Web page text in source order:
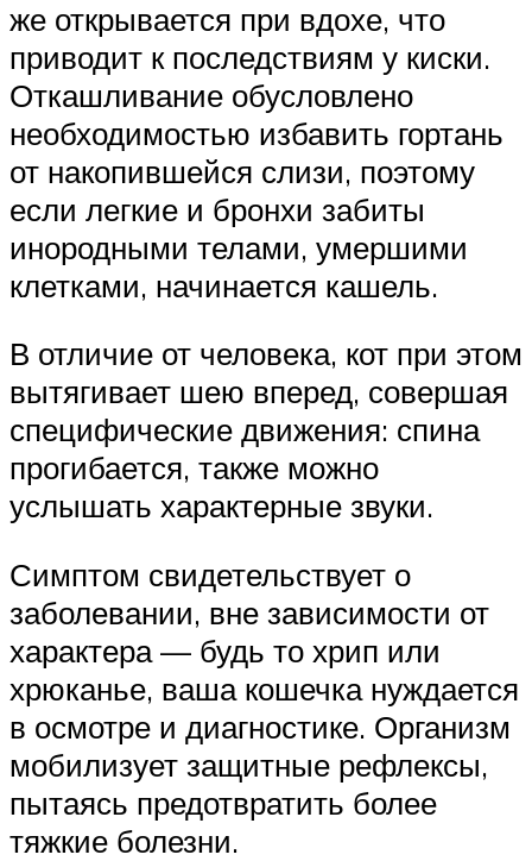
же открывается при вдохе, что
приводит к последствиям у киски.
Откашливание обусловлено
необходимостью избавить гортань
от накопившейся слизи, поэтому
если легкие и бронхи забиты
инородными телами, умершими
клетками, начинается кашель.
В отличие от человека, кот при этом
вытягивает шею вперед, совершая
специфические движения: спина
прогибается, также можно
услышать характерные звуки.
Симптом свидетельствует о
заболевании, вне зависимости от
характера — будь то хрип или
хрюканье, ваша кошечка нуждается
в осмотре и диагностике. Организм
мобилизует защитные рефлексы,
пытаясь предотвратить более
тяжкие болезни.